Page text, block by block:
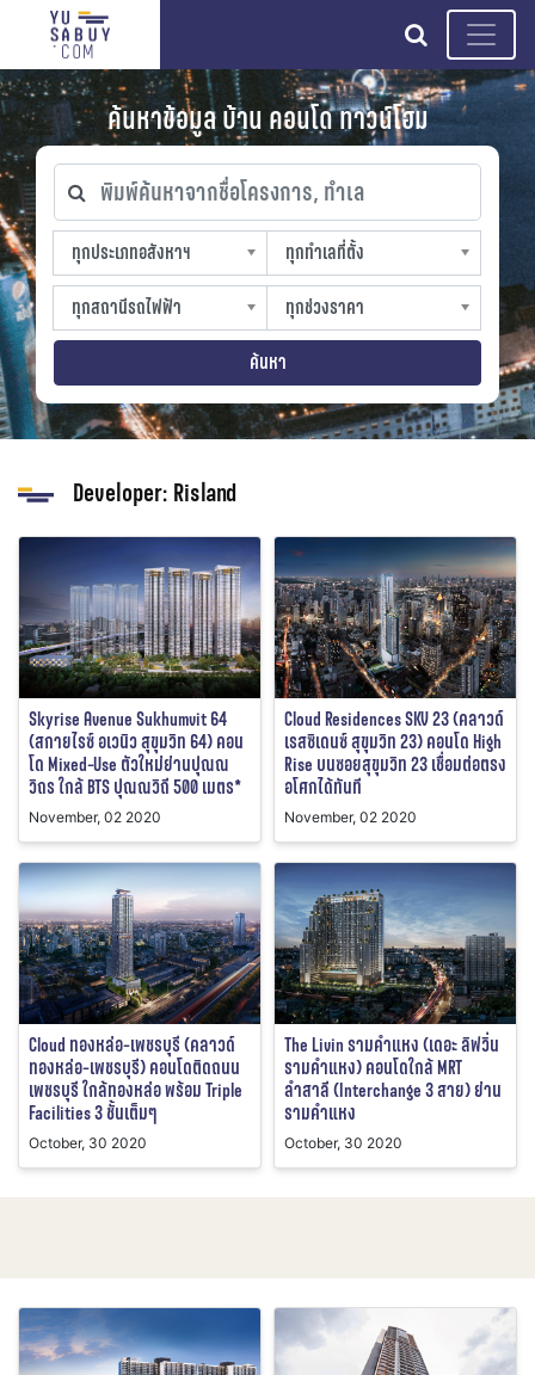
search
ค้นหาข้อมูล บ้าน คอนโด ทาวน์โฮม
พิมพ์ค้นหาจากชื่อโครงการ, ทำเล
ทุกประเภทอสังหาฯ
ทุกประเภทอสังหาฯ
sproperty
ทุกทำเลที่ตั้ง
ทุกทำเลที่ตั้ง
slocation
ทุกสถานีรถไฟฟ้า
ทุกสถานีรถไฟฟ้า
strain-station
ทุกช่วงราคา
ทุกช่วงราคา
sprice
ค้นหา
Developer:Risland
Skyrise Avenue Sukhumvit 64
(สกายไรซ์ อเวนิว สุขุมวิท 64) คอน
โด Mixed-Use ตัวใหม่ย่านปุณณ
วิถร ใกล้ BTS ปุณณวิถี 500 เมตร*
November, 02 2020
Cloud Residences SKV 23 (คลาวด์
เรสซิเดนซ์ สุขุมวิท 23) คอนโด High
Rise บนซอยสุขุมวิท 23 เชื่อมต่อตรง
อโศกได้ทันที
November, 02 2020
Cloud ทองหล่อ-เพชรบุรี (คลาวด์
ทองหล่อ-เพชรบุรี) คอนโดติดถนน
เพชรบุรี ใกล้ทองหล่อ พร้อม Triple
Facilities 3 ชั้นเต็มๆ
October, 30 2020
The Livin รามคำแหง (เดอะ ลิฟวิ่น
รามคำแหง) คอนโดใกล้ MRT
ลำสาลี (Interchange 3 สาย) ย่าน
รามคำแหง
October, 30 2020